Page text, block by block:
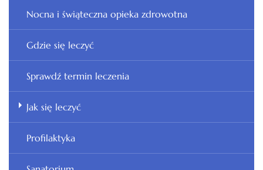
Nocna i świąteczna opieka zdrowotna
Gdzie się leczyć
Sprawdź termin leczenia
Jak się leczyć
Profilaktyka